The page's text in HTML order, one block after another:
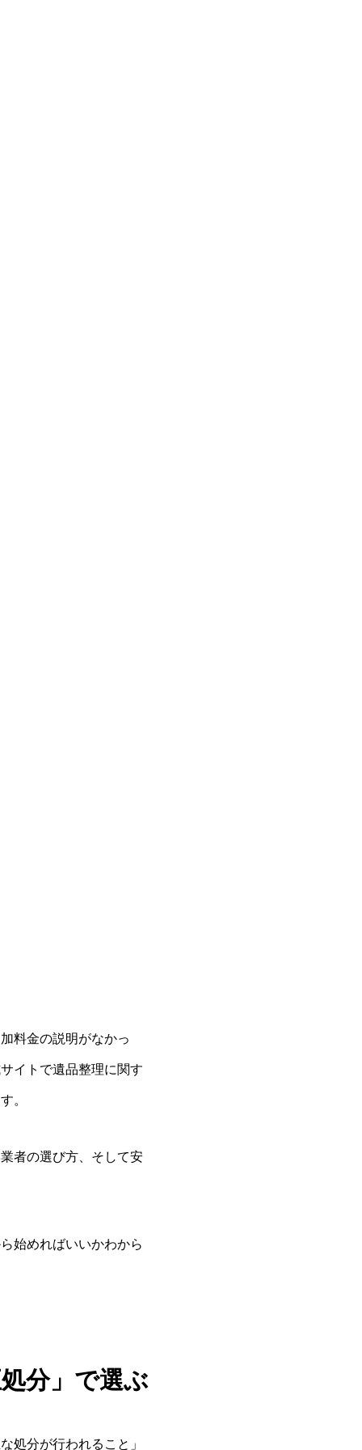
料金の説明がなかっ
イトで遺品整理に関す
。
者の選び方、そして安
始めればいいかわから
分」で選ぶ
処分が行われること」